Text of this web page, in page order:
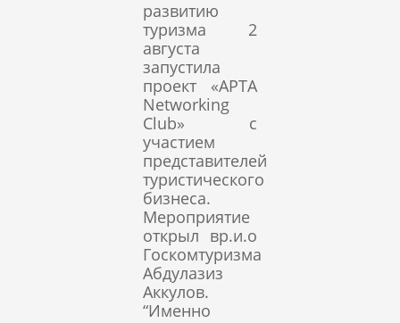
развитию
туризма 2
августа
запустила
проект «APTA
Networking
Club» с
участием
представителей
туристического
бизнеса.
Мероприятие
открыл вр.и.о
Госкомтуризма
Абдулазиз
Аккулов.
“Именно